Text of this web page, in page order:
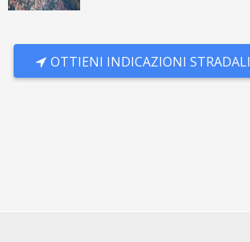
OTTIENI INDICAZIONI STRADALI